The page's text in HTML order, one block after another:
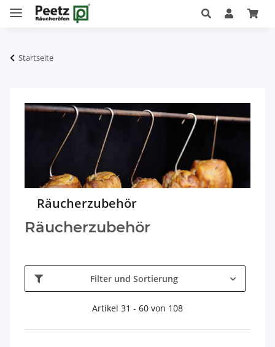
Startseite
Räucherzubehör
Räucherzubehör
Filter und Sortierung
Artikel 31 - 60 von 108